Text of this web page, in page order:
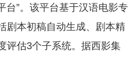
台”。该平台基于汉语电影专
剧本初稿自动生成、剧本精
评估3个子系统。据西影集